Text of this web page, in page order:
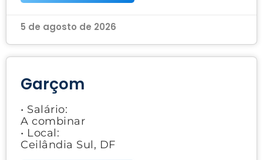
5 de agosto de 2026
Garçom
• Salário:
A combinar
• Local:
Ceilândia Sul, DF